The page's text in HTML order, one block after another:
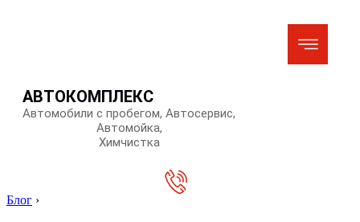
АВТОКОМПЛЕКС
Автомобили с пробегом, Автосервис,
Автомойка,
Химчистка
Блог ›